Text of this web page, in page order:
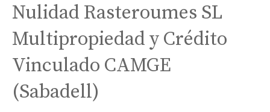
Nulidad Rasteroumes SL
Multipropiedad y Crédito
Vinculado CAMGE
(Sabadell)